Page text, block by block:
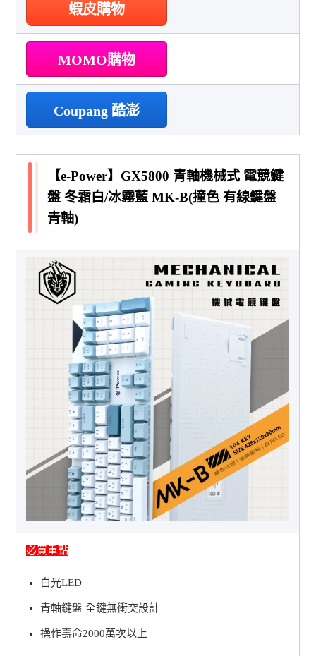
蝦皮購物
MOMO購物
Coupang 酷澎
【e-Power】GX5800 青軸機械式 電競鍵
盤 冬霜白/冰霧藍 MK-B(撞色 有線鍵盤
青軸)
必買重點
白光LED
青軸鍵盤 全鍵無衝突設計
操作壽命2000萬次以上